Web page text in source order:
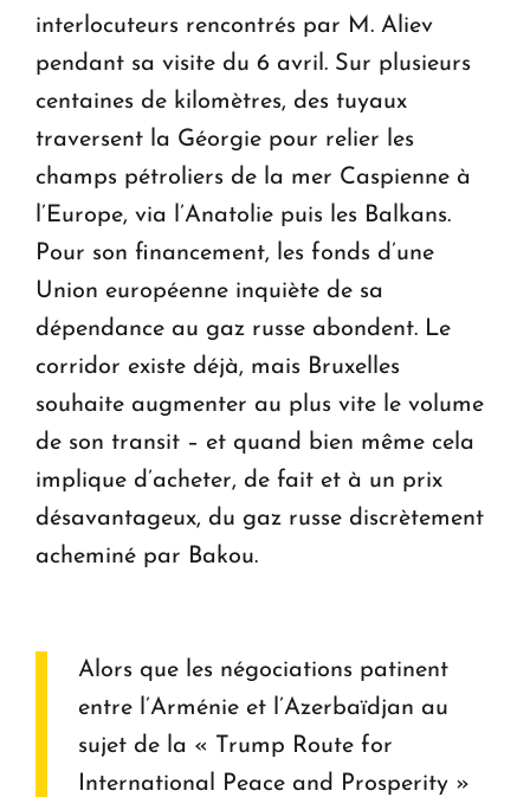
interlocuteurs rencontrés par M. Aliev
pendant sa visite du 6 avril. Sur plusieurs
centaines de kilomètres, des tuyaux
traversent la Géorgie pour relier les
champs pétroliers de la mer Caspienne à
l’Europe, via l’Anatolie puis les Balkans.
Pour son financement, les fonds d’une
Union européenne inquiète de sa
dépendance au gaz russe abondent. Le
corridor existe déjà, mais Bruxelles
souhaite augmenter au plus vite le volume
de son transit – et quand bien même cela
implique d’acheter, de fait et à un prix
désavantageux, du gaz russe discrètement
acheminé par Bakou.
Alors que les négociations patinent
entre l’Arménie et l’Azerbaïdjan au
sujet de la « Trump Route for
International Peace and Prosperity »